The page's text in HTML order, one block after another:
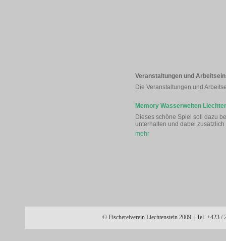
Veranstaltungen und
Die Veranstaltungen und
Memory Wasserwelten
Dieses schöne Spiel soll dazu
unterhalten und dabei
mehr
© Fischereiverein Liechtenstein 2009 | Tel. +423